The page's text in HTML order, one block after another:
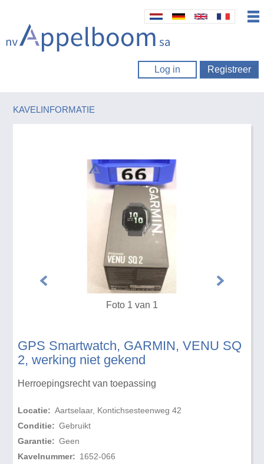
Log in Registreer
KAVELINFORMATIE
GPS Smartwatch, GARMIN, VENU SQ
2, werking niet gekend
Herroepingsrecht van toepassing
Locatie: Aartselaar, Kontichsesteenweg 42
Conditie: Gebruikt
Garantie: Geen
Kavelnummer: 1652-066
Foto 1 van 1